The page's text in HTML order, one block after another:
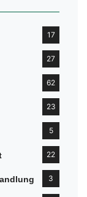
17
27
62
23
5
22
3